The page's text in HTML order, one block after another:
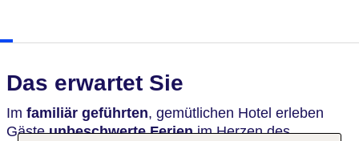
Das erwartet Sie
Im familiär geführten, gemütlichen Hotel erleben
Gästeunbeschwerte Ferienim Herzen des